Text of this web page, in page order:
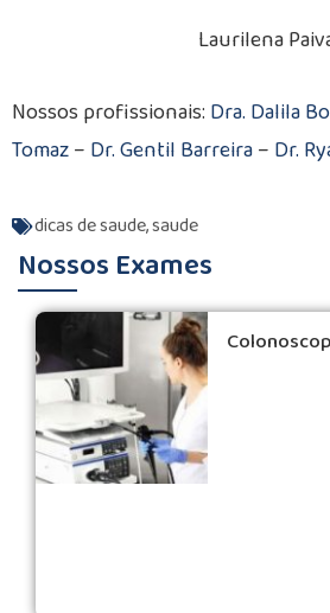
Laurilena
Nossos profissionais:Dra. Dalila
Tomaz–Dr. Gentil Barreira–Dr.
dicas de saude,saude
Nossos Exames